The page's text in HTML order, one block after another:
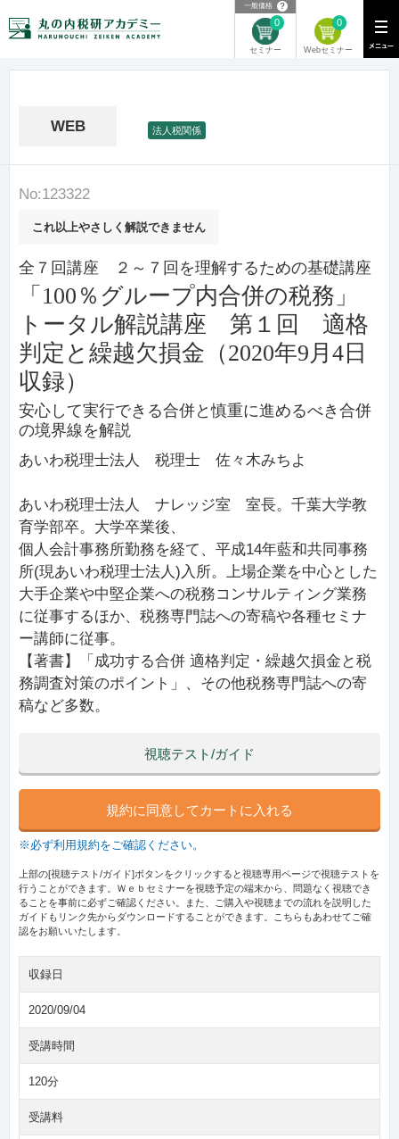
一般価格 ？
セミナー
0
Webセミナー
0
WEB 法人税関係
No:123322
これ以上やさしく解説できません
全７回講座 ２～７回を理解するための基礎講座
「100％グループ内合併の税務」
トータル解説講座 第１回 適格
判定と繰越欠損金（2020年9月4日
収録）
安心して実行できる合併と慎重に進めるべき合併
の境界線を解説
あいわ税理士法人 税理士 佐々木みちよ
あいわ税理士法人 ナレッジ室 室長。千葉大学教
育学部卒。大学卒業後、
個人会計事務所勤務を経て、平成14年藍和共同事務
所(現あいわ税理士法人)入所。上場企業を中心とした
大手企業や中堅企業への税務コンサルティング業務
に従事するほか、税務専門誌への寄稿や各種セミナ
ー講師に従事。
【著書】「成功する合併 適格判定・繰越欠損金と税
務調査対策のポイント」、その他税務専門誌への寄
稿など多数。
視聴テスト/ガイド
規約に同意してカートに入れる
※必ず利用規約をご確認ください。
上部の[視聴テスト/ガイド]ボタンをクリックすると視聴専用ページで視聴テストを
行うことができます。Ｗｅｂセミナーを視聴予定の端末から、問題なく視聴でき
ることを事前に必ずご確認ください。また、ご購入や視聴までの流れを説明した
ガイドもリンク先からダウンロードすることができます。こちらもあわせてご確
認をお願いいたします。
収録日
2020/09/04
受講時間
120分
受講料